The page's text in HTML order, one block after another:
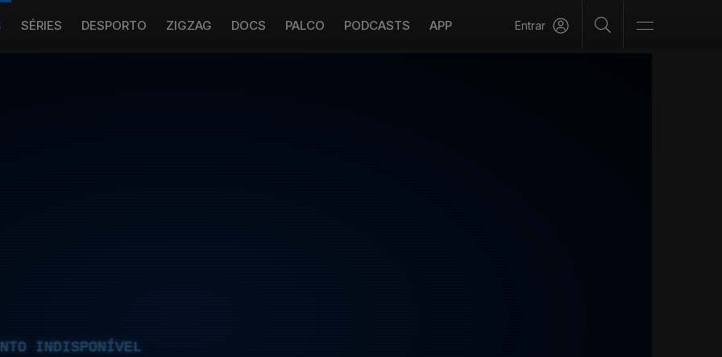
SÉRIES DESPORTO ZIGZAG DOCS PALCO PODCASTS APP Entrar
INDISPONÍVEL